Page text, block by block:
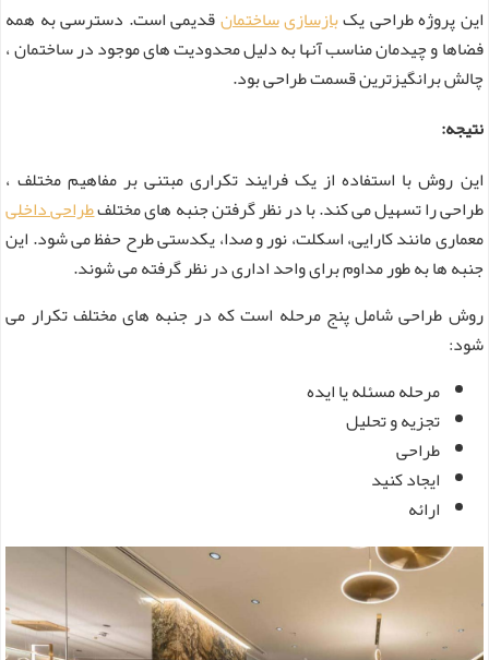
این پروژه طراحی یکبازسازیساختمانقدیمی است. دسترسی به همه
فضاها و چیدمان مناسب آنها به دلیل محدودیت های موجود در ساختمان ،
چالش برانگیزترین قسمت طراحی بود.
نتیجه:
این روش با استفاده از یک فرایند تکراری مبتنی بر مفاهیم مختلف ،
طراحی را تسهیل می کند. با در نظر گرفتن جنبه های مختلفطراحی داخلی
معماری مانند کارایی، اسکلت، نور و صدا، یکدستی طرح حفظ می شود. این
جنبه ها به طور مداوم برای واحد اداری در نظر گرفته می شوند.
روش طراحی شامل پنج مرحله است که در جنبه های مختلف تکرار می
شود:
مرحله مسئله یا ایده
تجزیه و تحلیل
طراحی
ایجاد کنید
ارائه